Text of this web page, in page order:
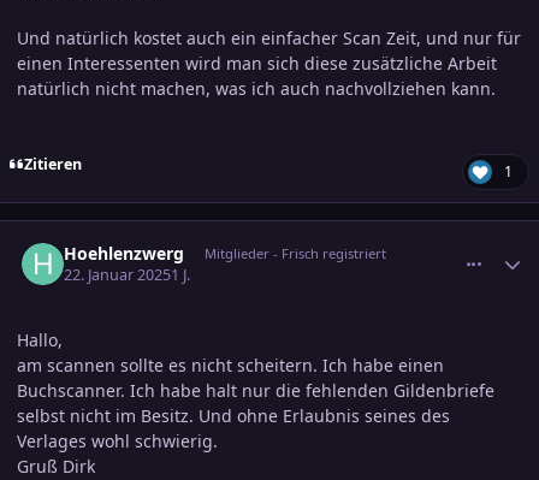
Und natürlich kostet auch ein einfacher Scan Zeit, und nur für
einen Interessenten wird man sich diese zusätzliche Arbeit
natürlich nicht machen, was ich auch nachvollziehen kann.
Zitieren 1
Hoehlenzwerg Mitglieder - Frisch registriert
22. Januar 20251 J.
Hallo,
am scannen sollte es nicht scheitern. Ich habe einen
Buchscanner. Ich habe halt nur die fehlenden Gildenbriefe
selbst nicht im Besitz. Und ohne Erlaubnis seines des
Verlages wohl schwierig.
Gruß Dirk